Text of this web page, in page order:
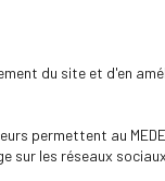
du site et d'en
permettent au
sur les réseaux